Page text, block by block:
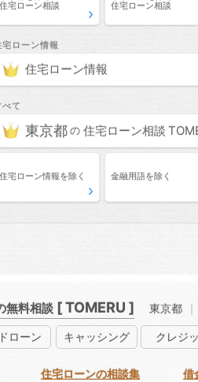
住宅ローン相談
住宅ローン相談
宅ローン情報
住宅ローン情報
べて
東京都 の 住宅ローン相談
住宅ローン情報を除く 金融用語を除く
無料相談 [ TOMERU ] 東京都
ローン キャッシング クレジ
住宅ローンの相談集 借